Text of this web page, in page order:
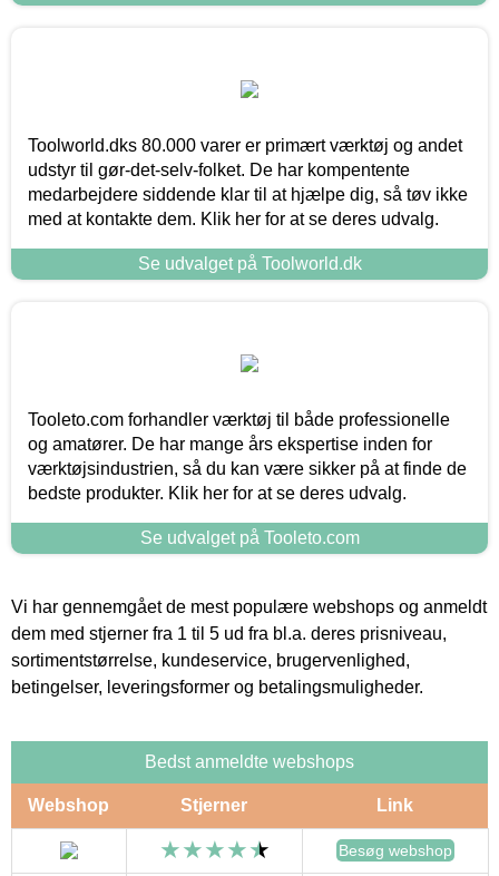
Toolworld.dks 80.000 varer er primært værktøj og andet
udstyr til gør-det-selv-folket. De har kompentente
medarbejdere siddende klar til at hjælpe dig, så tøv ikke
med at kontakte dem. Klik her for at se deres udvalg.
Se udvalget på Toolworld.dk
Tooleto.com forhandler værktøj til både professionelle
og amatører. De har mange års ekspertise inden for
værktøjsindustrien, så du kan være sikker på at finde de
bedste produkter. Klik her for at se deres udvalg.
Se udvalget på Tooleto.com
Vi har gennemgået de mest populære webshops og anmeldt
dem med stjerner fra 1 til 5 ud fra bl.a. deres prisniveau,
sortimentstørrelse, kundeservice, brugervenlighed,
betingelser, leveringsformer og betalingsmuligheder.
Bedst anmeldte webshops
Webshop Stjerner Link
Besøg webshop